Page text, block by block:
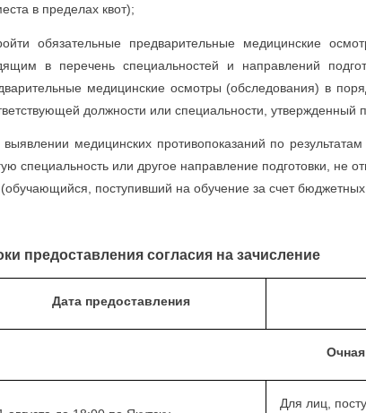
в пределах квот);
обязательные предварительные медицинские
в перечень специальностей и направлений
медицинские осмотры (обследования) в
должности или специальности, утвержденный
медицинских противопоказаний по
специальность или другое направление подготовки, не
поступивший на обучение за счет
предоставления согласия на зачисление
Дата предоставления
Для лиц,